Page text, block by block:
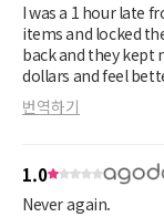
I was a 1 hour late
items and locked
back and they kept my deposit. it's
dollars and feel
번역하기
1.0
Never again.